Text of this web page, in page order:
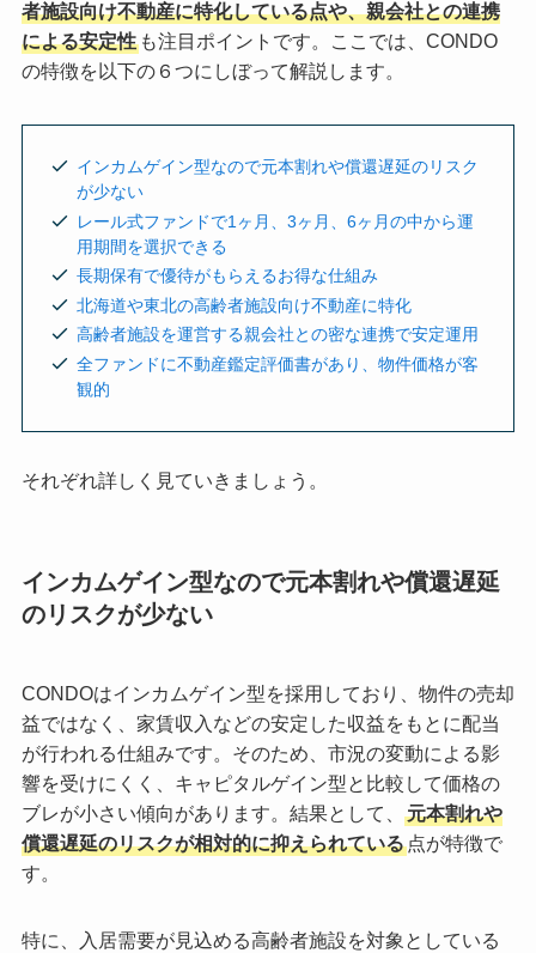
者施設向け不動産に特化している点や、親会社との連携
による安定性も注目ポイントです。ここでは、CONDO
の特徴を以下の６つにしぼって解説します。
インカムゲイン型なので元本割れや償還遅延のリスク
が少ない
レール式ファンドで1ヶ月、3ヶ月、6ヶ月の中から運
用期間を選択できる
長期保有で優待がもらえるお得な仕組み
北海道や東北の高齢者施設向け不動産に特化
高齢者施設を運営する親会社との密な連携で安定運用
全ファンドに不動産鑑定評価書があり、物件価格が客
観的
それぞれ詳しく見ていきましょう。
インカムゲイン型なので元本割れや償還遅延
のリスクが少ない
CONDOはインカムゲイン型を採用しており、物件の売却
益ではなく、家賃収入などの安定した収益をもとに配当
が行われる仕組みです。そのため、市況の変動による影
響を受けにくく、キャピタルゲイン型と比較して価格の
ブレが小さい傾向があります。結果として、
元本割れや
償還遅延のリスクが相対的に抑えられている点が特徴で
す。
特に、入居需要が見込める高齢者施設を対象としている